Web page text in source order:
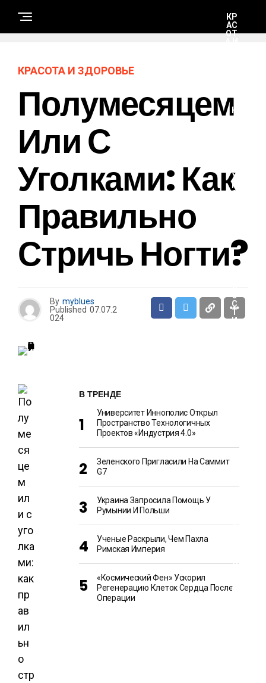
КР
АС
ОТ
Н
А
Х
Н
О
В
О
С
Т
И
К
Л
И
КРАСОТА И ЗДОРОВЬЕ
Полумесяцем
Или С
Уголками: Как
Правильно
Стричь Ногти?
By myblues
Published 07.07.2
024
В ТРЕНДЕ
Университет Иннополис Открыл
Пространство Технологичных
Проектов «Индустрия 4.0»
Зеленского Пригласили На Саммит
G7
Украина Запросила Помощь У
Румынии И Польши
Ученые Раскрыли, Чем Пахла
Римская Империя
«Космический Фен» Ускорил
Регенерацию Клеток Сердца После
Операции